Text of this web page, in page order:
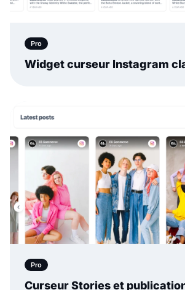
Pro
Widget curseur Instagram
Pro
Curseur Stories et